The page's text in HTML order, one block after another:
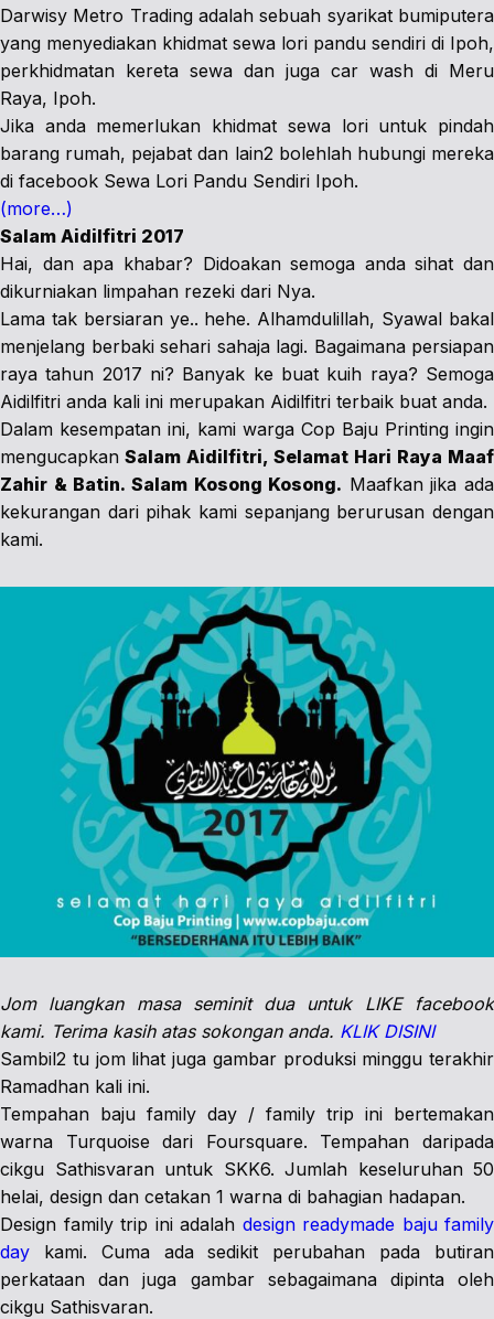
Darwisy Metro Trading adalah sebuah syarikat bumiputera
yang menyediakan khidmat sewa lori pandu sendiri di Ipoh,
perkhidmatan kereta sewa dan juga car wash di Meru
Raya, Ipoh.
Jika anda memerlukan khidmat sewa lori untuk pindah
barang rumah, pejabat dan lain2 bolehlah hubungi mereka
di facebook Sewa Lori Pandu Sendiri Ipoh.
(more…)
Salam Aidilfitri 2017
Hai, dan apa khabar? Didoakan semoga anda sihat dan
dikurniakan limpahan rezeki dari Nya.
Lama tak bersiaran ye.. hehe. Alhamdulillah, Syawal bakal
menjelang berbaki sehari sahaja lagi. Bagaimana persiapan
raya tahun 2017 ni? Banyak ke buat kuih raya? Semoga
Aidilfitri anda kali ini merupakan Aidilfitri terbaik buat anda.
Dalam kesempatan ini, kami warga Cop Baju Printing ingin
mengucapkan Salam Aidilfitri, Selamat Hari Raya Maaf
Zahir & Batin. Salam Kosong Kosong. Maafkan jika ada
kekurangan dari pihak kami sepanjang berurusan dengan
kami.
Jom luangkan masa seminit dua untuk LIKE facebook
kami. Terima kasih atas sokongan anda. KLIK DISINI
Sambil2 tu jom lihat juga gambar produksi minggu terakhir
Ramadhan kali ini.
Tempahan baju family day / family trip ini bertemakan
warna Turquoise dari Foursquare. Tempahan daripada
cikgu Sathisvaran untuk SKK6. Jumlah keseluruhan 50
helai, design dan cetakan 1 warna di bahagian hadapan.
Design family trip ini adalah design readymade baju family
day kami. Cuma ada sedikit perubahan pada butiran
perkataan dan juga gambar sebagaimana dipinta oleh
cikgu Sathisvaran.